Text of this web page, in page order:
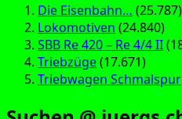
Die Eisenbahn… (25.787)
Lokomotiven (24.840)
SBB Re 420 – Re 4/4 II
Triebzüge(17.671)
Triebwagen Schmalspur